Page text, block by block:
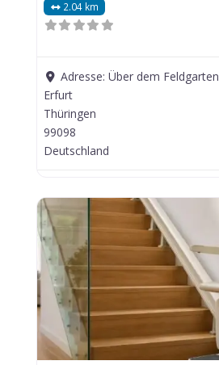
2.04 km
Adresse:Über dem Feldgarten
Erfurt
Thüringen
99098
Deutschland